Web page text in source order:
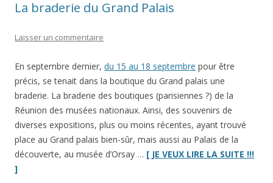
La braderie du Grand Palais
Laisser un commentaire
En septembre dernier, du 15 au 18 septembre pour être
précis, se tenait dans la boutique du Grand palais une
braderie. La braderie des boutiques (parisiennes ?) de la
Réunion des musées nationaux. Ainsi, des souvenirs de
diverses expositions, plus ou moins récentes, ayant trouvé
place au Grand palais bien-sûr, mais aussi au Palais de la
découverte, au musée d’Orsay … [ JE VEUX LIRE LA SUITE !!!
]“La